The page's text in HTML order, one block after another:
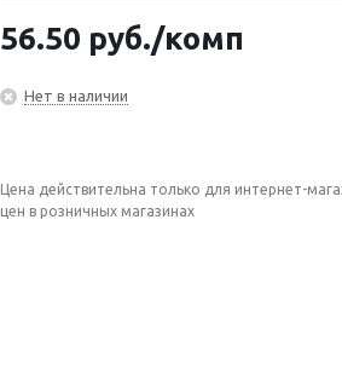
56.50 руб./комп
Нет в наличии
Цена действительна только для интернет-
цен в розничных магазинах